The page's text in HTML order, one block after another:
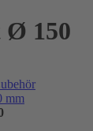
Ø 150
mm